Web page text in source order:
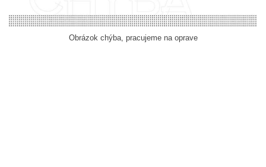
Obrázok chýba, pracujeme na oprave